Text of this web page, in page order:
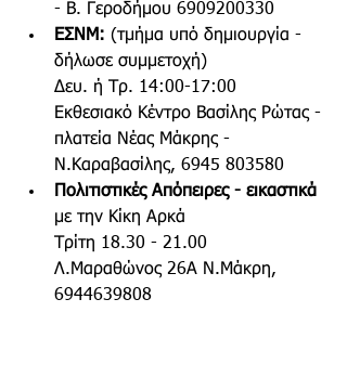
- Β. Γεροδήμου 6909200330
ΕΣΝΜ: (τμήμα υπό δημιουργία -
δήλωσε συμμετοχή)
Δευ. ή Τρ. 14:00-17:00
Εκθεσιακό Κέντρο Βασίλης Ρώτας -
πλατεία Νέας Μάκρης -
Ν.Καραβασίλης, 6945 803580
Πολιτιστικές Απόπειρες - εικαστικά
με την Κίκη Αρκά
Τρίτη 18.30 - 21.00
Λ.Μαραθώνος 26Α Ν.Μάκρη,
6944639808